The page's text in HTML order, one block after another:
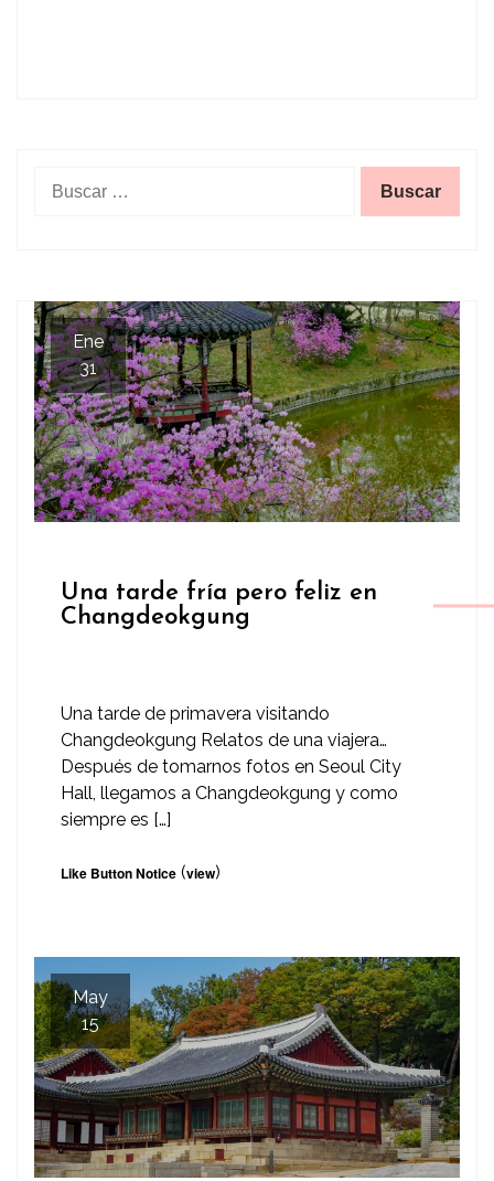
Ene
31
Una tarde fría pero feliz en
Changdeokgung
Una tarde de primavera visitando
Changdeokgung Relatos de una viajera…
Después de tomarnos fotos en Seoul City
Hall, llegamos a Changdeokgung y como
siempre es […]
Like Button Notice (view)
May
15